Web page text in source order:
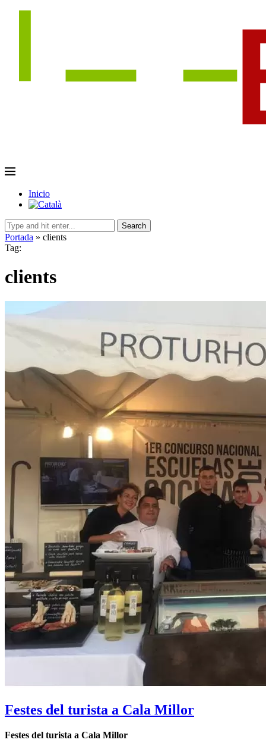
Inicio
Search
Portada » clients
Tag:
clients
Festes del turista a Cala Millor
Festes del turista a Cala Millor